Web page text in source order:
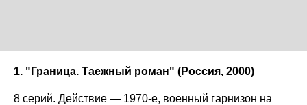
1. "Граница. Таежный роман" (Россия, 2000)
8 серий. Действие — 1970-е, военный гарнизон на